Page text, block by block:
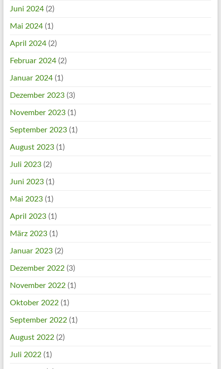
Juni 2024(2)
Mai 2024(1)
April 2024(2)
Februar 2024(2)
Januar 2024(1)
Dezember 2023(3)
November 2023(1)
September 2023(1)
August 2023(1)
Juli 2023(2)
Juni 2023(1)
Mai 2023(1)
April 2023(1)
März 2023(1)
Januar 2023(2)
Dezember 2022(3)
November 2022(1)
Oktober 2022(1)
September 2022(1)
August 2022(2)
Juli 2022(1)